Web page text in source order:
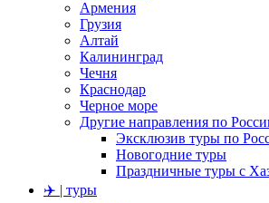
Армения
Грузия
Алтай
Калининград
Чечня
Краснодар
Черное море
Другие направления по
Эксклюзив туры по
Новогодние туры
Праздничные туры с
✈️ | туры